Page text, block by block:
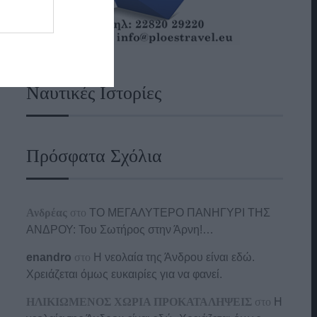
Ναυτικές Ιστορίες
Πρόσφατα Σχόλια
Ανδρέας στοΤΟ ΜΕΓΑΛΥΤΕΡΟ ΠΑΝΗΓΥΡΙ ΤΗΣ
ΑΝΔΡΟΥ: Του Σωτήρος στην Άρνη!…
enandro στο Η νεολαία της Άνδρου είναι εδώ.
Χρειάζεται όμως ευκαιρίες για να φανεί.
ΗΛΙΚΙΩΜΕΝΟΣ ΧΩΡΙΑ ΠΡΟΚΑΤΑΛΗΨΕΙΣ στο Η